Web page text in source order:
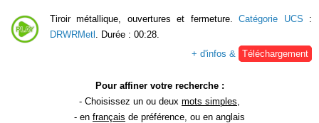
Tiroir métallique, ouvertures et fermeture.Catégorie UCS :
DRWRMetl
. Durée : 00:28.
+ d'infos &
Téléchargement
Pour affiner votre recherche :
- Choisissez un ou deux mots simples
- en français de préférence, ou en anglais